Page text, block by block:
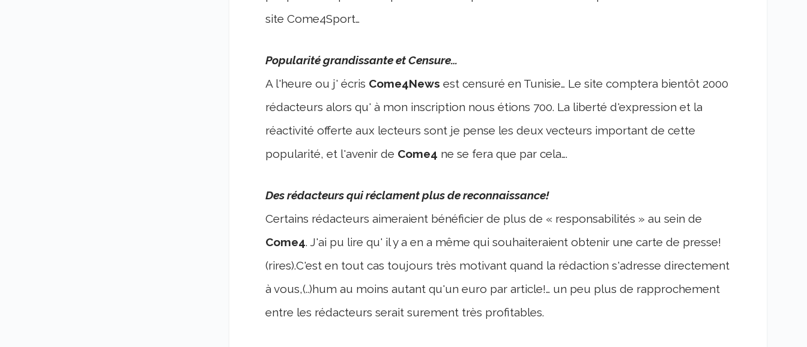
site Come4Sport…
Popularité grandissante et Censure…
A l'heure ou j' écris Come4News est censuré en Tunisie… Le site comptera bientôt 2000
rédacteurs alors qu' à mon inscription nous étions 700. La liberté d'expression et la
réactivité offerte aux lecteurs sont je pense les deux vecteurs important de cette
popularité, et l'avenir de Come4 ne se fera que par cela….
Des rédacteurs qui réclament plus de reconnaissance!
Certains rédacteurs aimeraient bénéficier de plus de « responsabilités » au sein de
Come4. J'ai pu lire qu' il y a en a même qui souhaiteraient obtenir une carte de presse!
(rires).C'est en tout cas toujours très motivant quand la rédaction s'adresse directement
à vous,(..)hum au moins autant qu'un euro par article!… un peu plus de rapprochement
entre les rédacteurs serait surement très profitables.